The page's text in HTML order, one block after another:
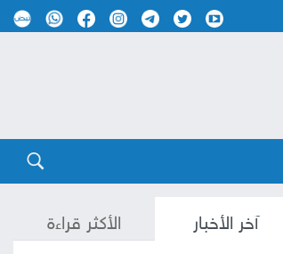
آخر الأخبار الأكثر قراءة